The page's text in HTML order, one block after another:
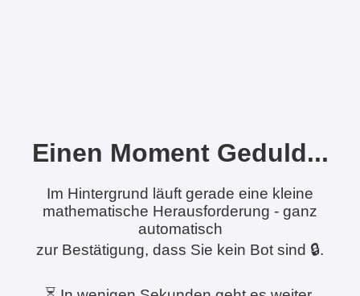
Einen Moment Geduld...
Im Hintergrund läuft gerade eine kleine
mathematische Herausforderung - ganz
automatisch
zur Bestätigung, dass Sie kein Bot sind 🔒.